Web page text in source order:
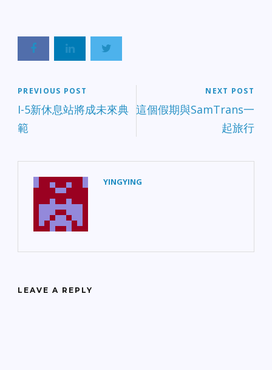
PREVIOUS POST
I-5新休息站將成未來典
範
NEXT POST
這個假期與SamTrans一
起旅行
YINGYING
LEAVE A REPLY